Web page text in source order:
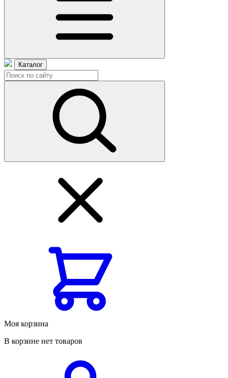
Каталог
Моя корзина
В корзине нет товаров